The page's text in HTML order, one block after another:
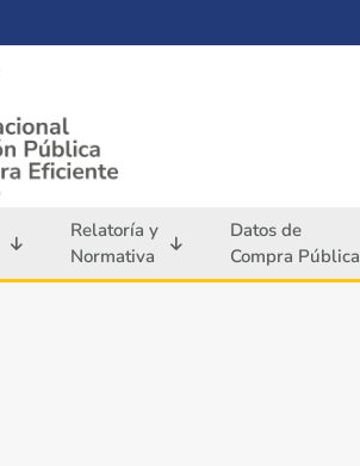
Relatoría y
Normativa
Datos de
Compra Pública